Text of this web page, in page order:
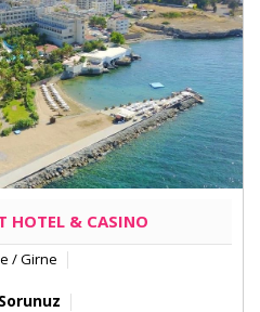
HOTEL & CASINO
/ Girne